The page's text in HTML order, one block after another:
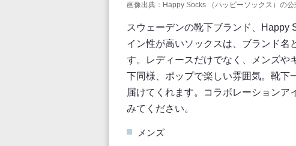
画像出典：Happy Socks （ハッピーソックス）の
スウェーデンの靴下ブランド、Happy
イン性が高いソックスは、ブランド名
す。レディースだけでなく、メンズや
下同様、ポップで楽しい雰囲気。靴
届けてくれます。コラボレーションア
みてください。
メンズ